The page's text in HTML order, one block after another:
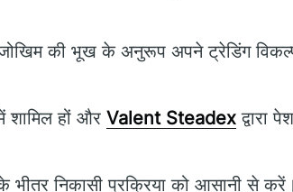
की भूख के अनुरूप अपने ट्रेडिंग
शामिल हों और Valent Steadex द्वारा
निकासी प्रक्रिया को आसानी से करें।